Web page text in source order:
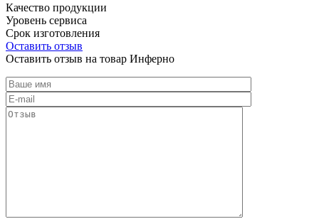
Качество продукции
Уровень сервиса
Срок изготовления
Оставить отзыв
Оставить отзыв на товар Инферно